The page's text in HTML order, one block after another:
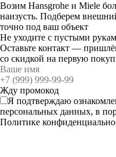
Возим Hansgrohe и Miele
наизусть. Подберем
точно под ваш объект
Не уходите с пустыми
Оставьте контакт —
со скидкой на первую
Я подтверждаю
персональных данных, в
Политике